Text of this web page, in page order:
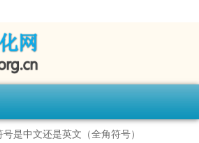
是中文还是英文（全角符号）